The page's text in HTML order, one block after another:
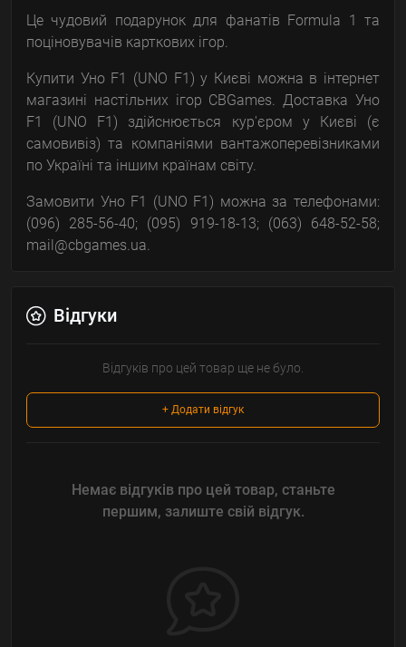
Це чудовий подарунок для фанатів Formula 1 та
поціновувачів карткових ігор.
Купити Уно F1 (UNO F1) у Києві можна в інтернет
магазині настільних ігор CBGames. Доставка Уно
F1 (UNO F1) здійснюється кур'єром у Києві (є
самовивіз) та компаніями вантажоперевізниками
по Україні та іншим країнам світу.
Замовити Уно F1 (UNO F1) можна за телефонами:
(096) 285-56-40; (095) 919-18-13; (063) 648-52-58;
mail@cbgames.ua.
Відгуки
Відгуків про цей товар ще не було.
+ Додати відгук
Немає відгуків про цей товар, станьте
першим, залиште свій відгук.